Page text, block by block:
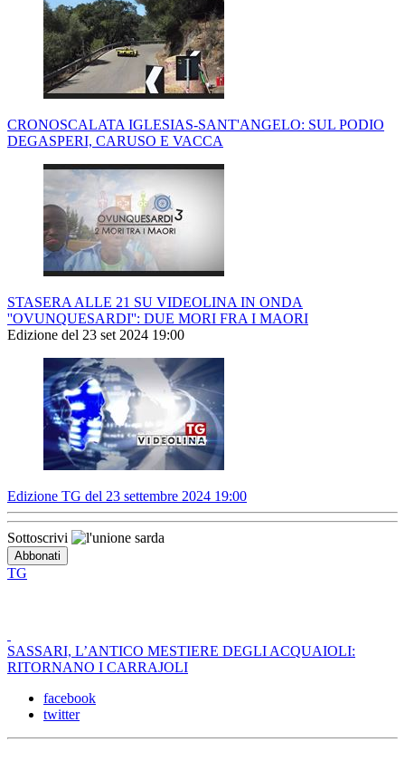
CRONOSCALATA IGLESIAS-SANT'ANGELO: SUL PODIO
DEGASPERI, CARUSO E VACCA
STASERA ALLE 21 SU VIDEOLINA IN ONDA
''OVUNQUESARDI'': DUE MORI FRA I MAORI
Edizione del 23 set 2024 19:00
Edizione TG del 23 settembre 2024 19:00
Sottoscrivi
TG
SASSARI, L’ANTICO MESTIERE DEGLI ACQUAIOLI:
RITORNANO I CARRAJOLI
facebook
twitter